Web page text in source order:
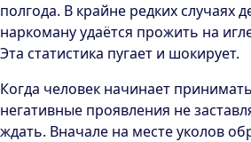
полгода. В крайне редких случаях
наркоману удаётся прожить на
Эта статистика пугает и шокирует.
Когда человек начинает
негативные проявления не
ждать. Вначале на месте уколов